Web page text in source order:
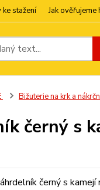
stažení Jak ověřujeme
Bižuterie na krk a
černý s